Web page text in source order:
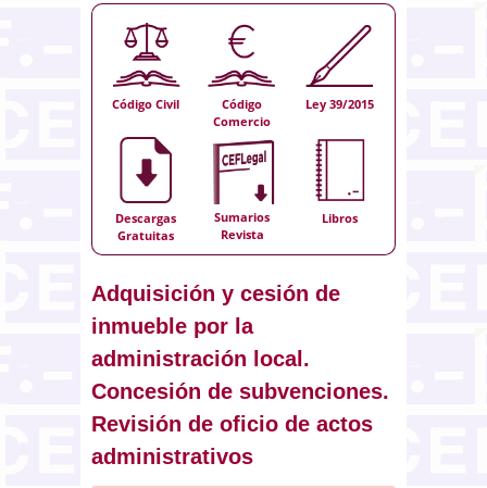
Código Civil
Código
Comercio
Ley 39/2015
Descargas
Gratuitas
Sumarios
Revista
Libros
Adquisición y cesión de
inmueble por la
administración local.
Concesión de subvenciones.
Revisión de oficio de actos
administrativos